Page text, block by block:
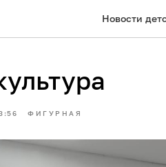
Новости
ФИГУРНАЯ